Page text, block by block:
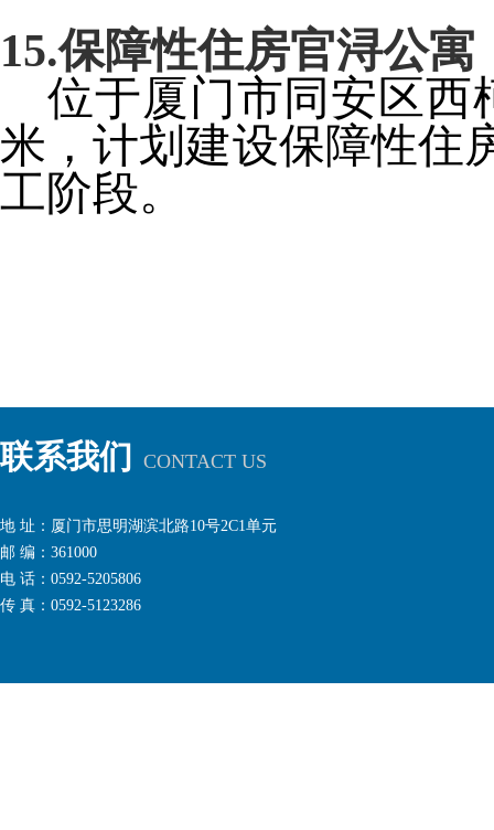
15.保障性住房官浔公寓
位于厦门市同安区西
米，计划建设保障性住
工阶段。
联系我们 CONTACT US
地 址：厦门市思明湖滨北路10号2C1单元
邮 编：361000
电 话：0592-5205806
传 真：0592-5123286